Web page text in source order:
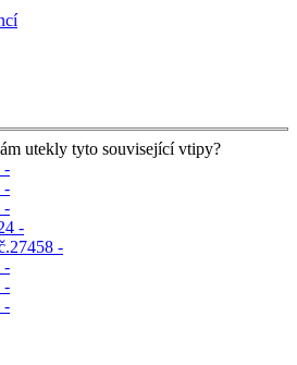
utekly tyto související vtipy?